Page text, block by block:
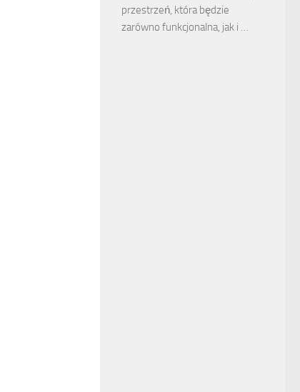
przestrzeń, która będzie
zarówno funkcjonalna, jak i …